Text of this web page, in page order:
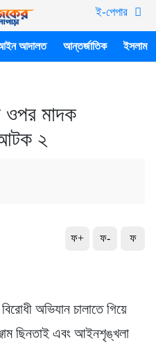
ই-পেপার
আদালত আন্তর্জাতিক ইসলাম
ওপর মাদক
আটক ২
ফ+ ফ- ফ
অভিযান চালাতে গিয়ে
ছিনতাই এবং আইনশৃঙ্খলা